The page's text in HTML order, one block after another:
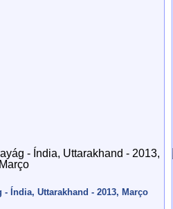
- Índia, Uttarakhand - 2013, Março